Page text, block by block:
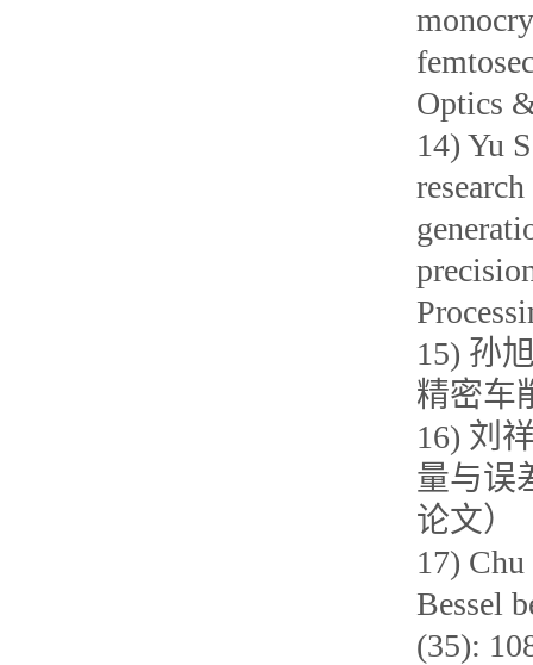
Optics
14) Yu
15) 孙
精密车
16) 刘
量与误
论文）
17) Chu
Bessel
(35):